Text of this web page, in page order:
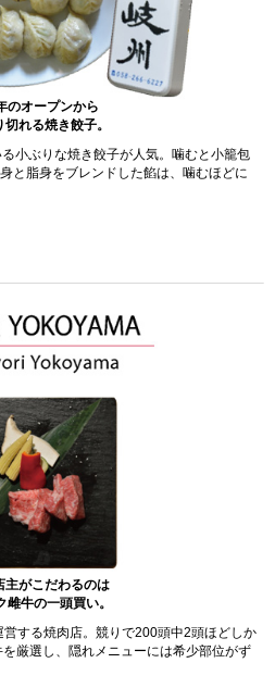
のオープンから
れる焼き餃子。
小ぶりな焼き餃子が人気。噛むと小籠包
と脂身をブレンドした餡は、噛むほどに
主がこだわるのは
雌牛の一頭買い。
する焼肉店。競りで200頭中2頭ほどしか
厳選し、隠れメニューには希少部位がず